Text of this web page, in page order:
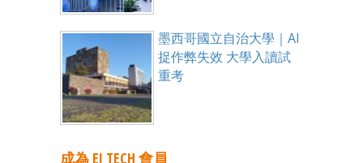
墨西哥國立自治大學｜AI
捉作弊失效 大學入讀試
重考
成為 EJ TECH 會員